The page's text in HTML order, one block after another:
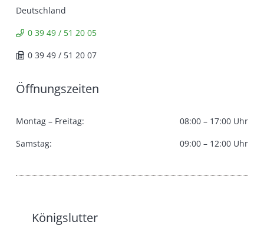
Deutschland
0 39 49 / 51 20 05
0 39 49 / 51 20 07
Öffnungszeiten
Montag – Freitag:
08:00 – 17:00 Uhr
Samstag:
09:00 – 12:00 Uhr
Königslutter